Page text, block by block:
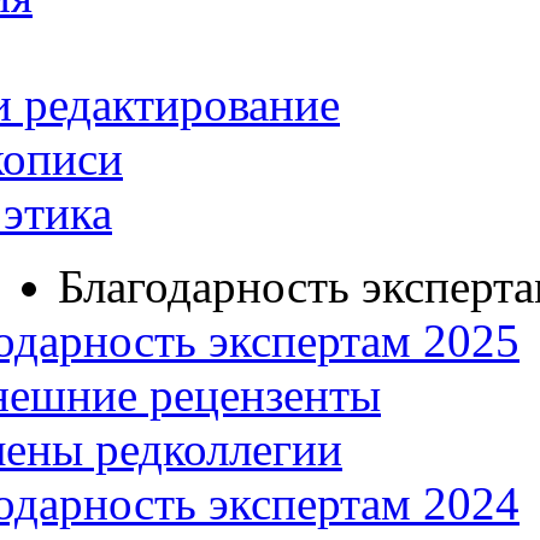
редактирование
Благодарность
экспертам 2025
рецензенты
редколлегии
экспертам 2024